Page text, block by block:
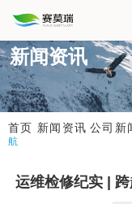
新闻资讯
首页 新闻资讯 公司新
航
运维检修纪实 |